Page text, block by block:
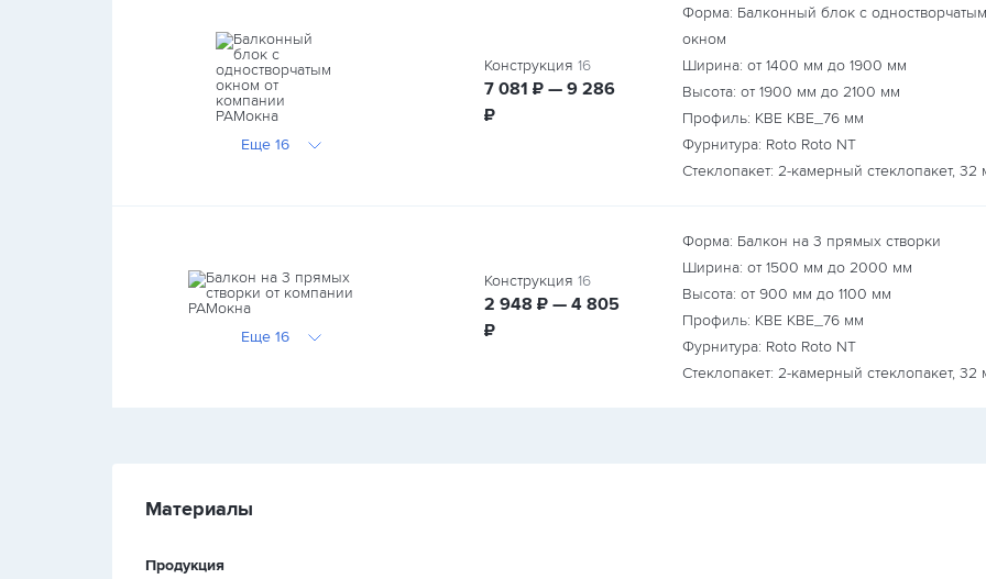
Еще 16
Конструкция 16
7 081 руб.
₽ — 9 286руб.
₽
Форма: Балконный блок с одностворчатым
окном
Ширина: от 1400 мм до 1900 мм
Высота: от 1900 мм до 2100 мм
Профиль: KBE KBE_76 мм
Фурнитура: Roto Roto NT
Стеклопакет: 2-камерный стеклопакет, 32
Еще 16
Конструкция 16
2 948 руб.
₽ — 4 805руб.
₽
Форма: Балкон на 3 прямых створки
Ширина: от 1500 мм до 2000 мм
Высота: от 900 мм до 1100 мм
Профиль: KBE KBE_76 мм
Фурнитура: Roto Roto NT
Стеклопакет: 2-камерный стеклопакет, 32
Материалы
Продукция